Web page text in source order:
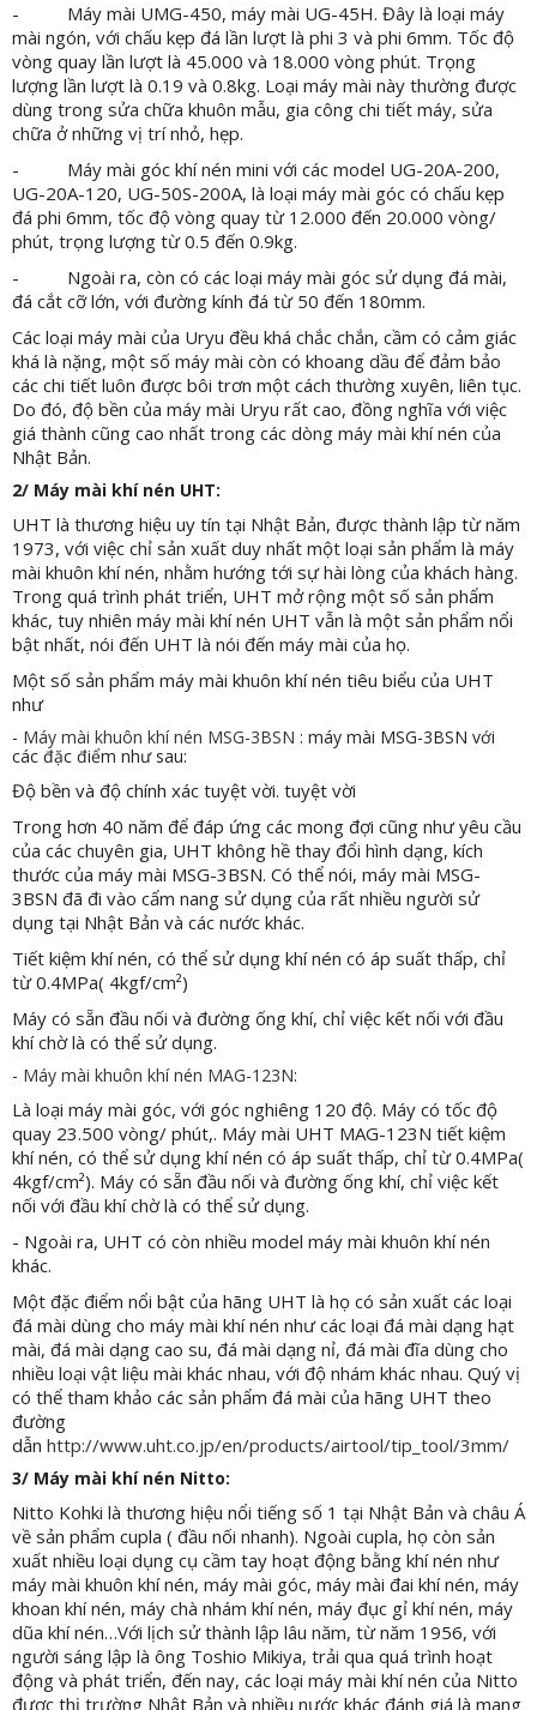
- Máy mài UMG-450, máy mài UG-45H. Đây là loại máy
mài ngón, với chấu kẹp đá lần lượt là phi 3 và phi 6mm. Tốc độ
vòng quay lần lượt là 45.000 và 18.000 vòng phút. Trọng
lượng lần lượt là 0.19 và 0.8kg. Loại máy mài này thường được
dùng trong sửa chữa khuôn mẫu, gia công chi tiết máy, sửa
chữa ở những vị trí nhỏ, hẹp.
- Máy mài góc khí nén mini với các model UG-20A-200,
UG-20A-120, UG-50S-200A, là loại máy mài góc có chấu kẹp
đá phi 6mm, tốc độ vòng quay từ 12.000 đến 20.000 vòng/
phút, trọng lượng từ 0.5 đến 0.9kg.
- Ngoài ra, còn có các loại máy mài góc sử dụng đá mài,
đá cắt cỡ lớn, với đường kính đá từ 50 đến 180mm.
Các loại máy mài của Uryu đều khá chắc chắn, cầm có cảm giác
khá là nặng, một số máy mài còn có khoang dầu để đảm bảo
các chi tiết luôn được bôi trơn một cách thường xuyên, liên tục.
Do đó, độ bền của máy mài Uryu rất cao, đồng nghĩa với việc
giá thành cũng cao nhất trong các dòng máy mài khí nén của
Nhật Bản.
2/ Máy mài khí nén UHT:
UHT là thương hiệu uy tín tại Nhật Bản, được thành lập từ năm
1973, với việc chỉ sản xuất duy nhất một loại sản phẩm là máy
mài khuôn khí nén, nhằm hướng tới sự hài lòng của khách hàng.
Trong quá trình phát triển, UHT mở rộng một số sản phẩm
khác, tuy nhiên máy mài khí nén UHT vẫn là một sản phẩm nổi
bật nhất, nói đến UHT là nói đến máy mài của họ.
Một số sản phẩm máy mài khuôn khí nén tiêu biểu của UHT
như
- Máy mài khuôn khí nén MSG-3BSN : máy mài MSG-3BSN với
các đặc điểm như sau:
Độ bền và độ chính xác tuyệt vời. tuyệt vời
Trong hơn 40 năm để đáp ứng các mong đợi cũng như yêu cầu
của các chuyên gia, UHT không hề thay đổi hình dạng, kích
thước của máy mài MSG-3BSN. Có thể nói, máy mài MSG-
3BSN đã đi vào cẩm nang sử dụng của rất nhiều người sử
dụng tại Nhật Bản và các nước khác.
Tiết kiệm khí nén, có thể sử dụng khí nén có áp suất thấp, chỉ
từ 0.4MPa( 4kgf/cm²)
Máy có sẵn đầu nối và đường ống khí, chỉ việc kết nối với đầu
khí chờ là có thể sử dụng.
- Máy mài khuôn khí nén MAG-123N:
Là loại máy mài góc, với góc nghiêng 120 độ. Máy có tốc độ
quay 23.500 vòng/ phút,. Máy mài UHT MAG-123N tiết kiệm
khí nén, có thể sử dụng khí nén có áp suất thấp, chỉ từ 0.4MPa(
4kgf/cm²). Máy có sẵn đầu nối và đường ống khí, chỉ việc kết
nối với đầu khí chờ là có thể sử dụng.
- Ngoài ra, UHT có còn nhiều model máy mài khuôn khí nén
khác.
Một đặc điểm nổi bật của hãng UHT là họ có sản xuất các loại
đá mài dùng cho máy mài khí nén như các loại đá mài dạng hạt
mài, đá mài dạng cao su, đá mài dạng nỉ, đá mài đĩa dùng cho
nhiều loại vật liệu mài khác nhau, với độ nhám khác nhau. Quý vị
có thể tham khảo các sản phẩm đá mài của hãng UHT theo
đường
dẫn http://www.uht.co.jp/en/products/airtool/tip_tool/3mm/
3/ Máy mài khí nén Nitto:
Nitto Kohki là thương hiệu nổi tiếng số 1 tại Nhật Bản và châu Á
về sản phẩm cupla ( đầu nối nhanh). Ngoài cupla, họ còn sản
xuất nhiều loại dụng cụ cầm tay hoạt động bằng khí nén như
máy mài khuôn khí nén, máy mài góc, máy mài đai khí nén, máy
khoan khí nén, máy chà nhám khí nén, máy đục gỉ khí nén, máy
dũa khí nén…Với lịch sử thành lập lâu năm, từ năm 1956, với
người sáng lập là ông Toshio Mikiya, trải qua quá trình hoạt
động và phát triển, đến nay, các loại máy mài khí nén của Nitto
được thị trường Nhật Bản và nhiều nước khác đánh giá là mang